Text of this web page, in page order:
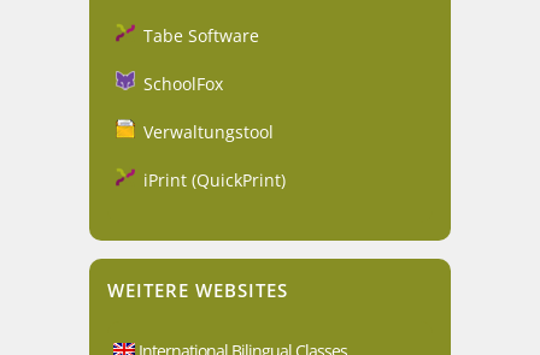
Tabe Software
SchoolFox
Verwaltungstool
iPrint (QuickPrint)
WEITERE WEBSITES